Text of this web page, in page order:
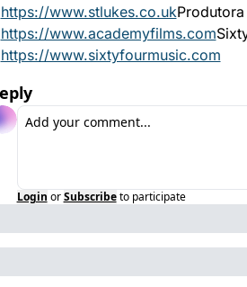
https://www.stlukes.co.uk
https://www.academyfilms.com
https://www.sixtyfourmusic.com
Login or Subscribe to participate